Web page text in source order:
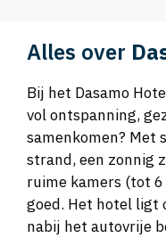
Alles over
Bij het Dasamo
vol ontspanning,
samenkomen? Met
strand, een zonnig
ruime kamers (tot
goed. Het hotel ligt
nabij het autovrije